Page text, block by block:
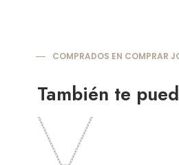
COMPRADOS EN COMPRAR
También te